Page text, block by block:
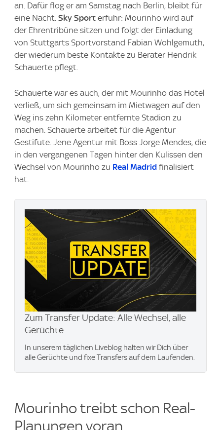
an. Dafür flog er am Samstag nach Berlin, bleibt für
eine Nacht. Sky Sport erfuhr: Mourinho wird auf
der Ehrentribüne sitzen und folgt der Einladung
von Stuttgarts Sportvorstand Fabian Wohlgemuth,
der wiederum beste Kontakte zu Berater Hendrik
Schauerte pflegt.
Schauerte war es auch, der mit Mourinho das Hotel
verließ, um sich gemeinsam im Mietwagen auf den
Weg ins zehn Kilometer entfernte Stadion zu
machen. Schauerte arbeitet für die Agentur
Gestifute. Jene Agentur mit Boss Jorge Mendes, die
in den vergangenen Tagen hinter den Kulissen den
Wechsel von Mourinho zu Real Madrid finalisiert
hat.
Zum Transfer Update: Alle Wechsel, alle
Gerüchte
In unserem täglichen Liveblog halten wir Dich über
alle Gerüchte und fixe Transfers auf dem Laufenden.
Mourinho treibt schon Real-
Planungen voran